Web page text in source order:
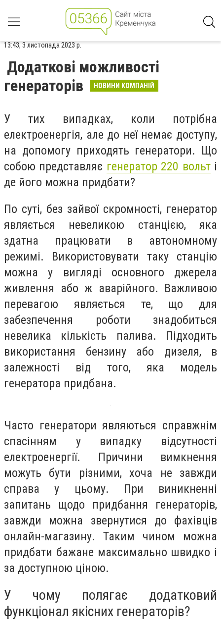
13:43, 3 листопада 2023 р.
Додаткові можливості
генераторів
НОВИНИ КОМПАНІЙ
У тих випадках, коли потрібна
електроенергія, але до неї немає доступу,
на допомогу приходять генератори. Що
собою представляє генератор 220 вольті
де його можна придбати?
По суті, без зайвої скромності, генератор
являється невеликою станцією, яка
здатна працювати в автономному
режимі. Використовувати таку станцію
можна у вигляді основного джерела
живлення або ж аварійного. Важливою
перевагою являється те, що для
забезпечення роботи знадобиться
невелика кількість палива. Підходить
використання бензину або дизеля, в
залежності від того, яка модель
генератора придбана.
Часто генератори являються справжнім
спасінням у випадку відсутності
електроенергії. Причини вимкнення
можуть бути різними, хоча не завжди
справа у цьому. При виникненні
запитань щодо придбання генераторів,
завжди можна звернутися до фахівців
онлайн-магазину. Таким чином можна
придбати бажане максимально швидко і
за доступною ціною.
У чому полягає додатковий
функціонал якісних генераторів?